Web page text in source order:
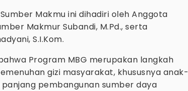
Makmu ini dihadiri oleh Anggota
Makmur Subandi, M.Pd., serta
S.I.Kom.
Program MBG merupakan langkah
gizi masyarakat, khususnya anak-
pembangunan sumber daya